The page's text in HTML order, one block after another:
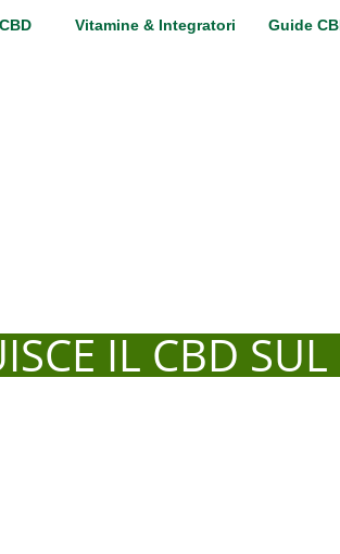
Vitamine & Integratori Guide
IL CBD